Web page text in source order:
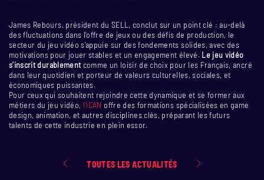
James Rebours, président du SELL, conclut sur un point clé : au-delà
des fluctuations dans l’offre de jeux ou des défis de production, le
secteur du jeu vidéo s’appuie sur des fondements solides, avec des
motivations pour jouer stables et un engagement élevé. Le jeu vidéo
s’inscrit durablementcomme un loisir de choix pour les Français, ancré
dans leur quotidien et porteur de valeurs culturelles, sociales, et
économiques puissantes.
Pour ceux qui souhaitent rejoindre cette dynamique et se former aux
métiers du jeu vidéo, l’ICAN offre des formations spécialisées en game
design, animation, et autres disciplines clés, préparant les futurs
talents de cette industrie en plein essor.
TOUTES LES ACTUALITÉS